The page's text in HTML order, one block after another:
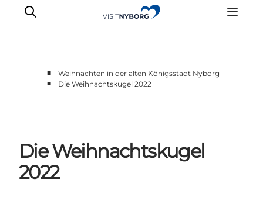
Übernachtung
Reiseplanung
Buchen & kaufen
■
Weihnachten in der alten Königsstadt Nyborg
■
Die Weihnachtskugel 2022
Die Weihnachtskugel
2022